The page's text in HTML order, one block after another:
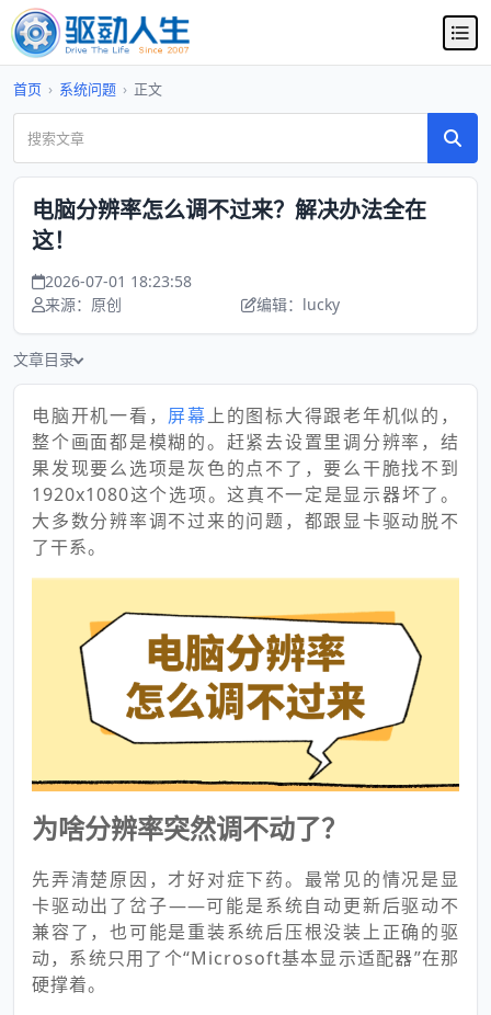
首页 › 系统问题 › 正文
电脑分辨率怎么调不过来？解决办法全在
这！
2026-07-01 18:23:58
来源：原创
编辑：lucky
文章目录
电脑开机一看， 屏幕上的图标大得跟老年机似的，
整个画面都是模糊的。赶紧去设置里调分辨率，结
果发现要么选项是灰色的点不了，要么干脆找不到
1920x1080这个选项。这真不一定是显示器坏了。
大多数分辨率调不过来的问题，都跟显卡驱动脱不
了干系。
为啥分辨率突然调不动了？
先弄清楚原因，才好对症下药。最常见的情况是显
卡驱动出了岔子——可能是系统自动更新后驱动不
兼容了，也可能是重装系统后压根没装上正确的驱
动，系统只用了个“Microsoft基本显示适配器”在那
硬撑着。